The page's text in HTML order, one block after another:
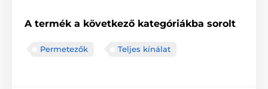
A termék a következő kategóriákba sorolt
Permetezők Teljes kínálat